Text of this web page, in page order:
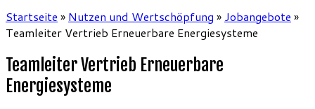
Startseite » Nutzen und Wertschöpfung » Jobangebote »
Teamleiter Vertrieb Erneuerbare Energiesysteme
Teamleiter Vertrieb Erneuerbare
Energiesysteme